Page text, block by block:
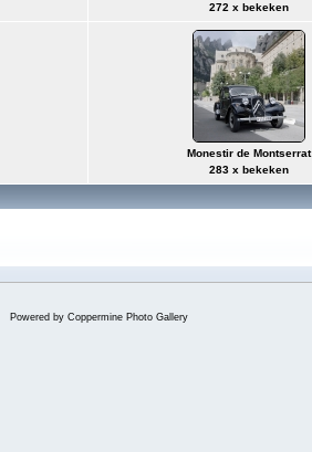
272 x bekeken
Monestir de Montserrat
283 x bekeken
Powered by Coppermine Photo Gallery